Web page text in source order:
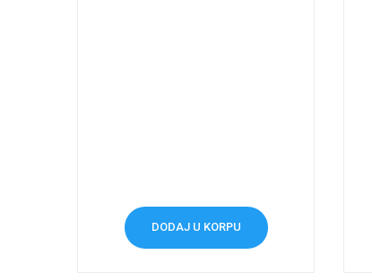
DODAJ U KORPU